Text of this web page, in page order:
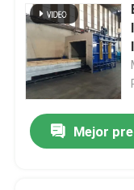
Mejor